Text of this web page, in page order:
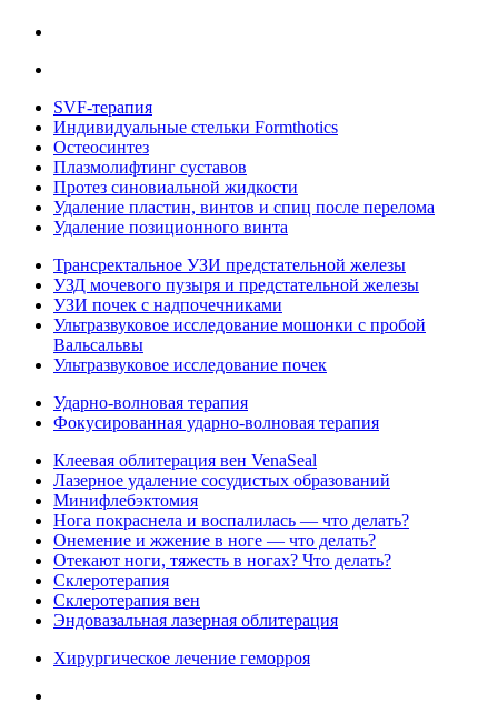
SVF-терапия
Индивидуальные стельки Formthotics
Остеосинтез
Плазмолифтинг суставов
Протез синовиальной жидкости
Удаление пластин, винтов и спиц после перелома
Удаление позиционного винта
Трансректальное УЗИ предстательной железы
УЗД мочевого пузыря и предстательной железы
УЗИ почек с надпочечниками
Ультразвуковое исследование мошонки с пробой
Вальсальвы
Ультразвуковое исследование почек
Ударно-волновая терапия
Фокусированная ударно-волновая терапия
Клеевая облитерация вен VenaSeal
Лазерное удаление сосудистых образований
Минифлебэктомия
Нога покраснела и воспалилась — что делать?
Онемение и жжение в ноге — что делать?
Отекают ноги, тяжесть в ногах? Что делать?
Склеротерапия
Склеротерапия вен
Эндовазальная лазерная облитерация
Хирургическое лечение геморроя